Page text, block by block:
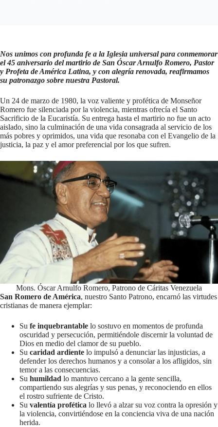
Nos unimos con profunda fe a la Iglesia universal para conmemorar
el 45 aniversario del martirio de San Óscar Arnulfo Romero, Pastor
y Profeta de América Latina, y con alegría renovada, reafirmamos
su patronazgo sobre nuestra Pastoral.
Un 24 de marzo de 1980, la voz valiente y profética de Monseñor
Romero fue silenciada por la violencia, mientras ofrecía el Santo
Sacrificio de la Eucaristía. Su entrega hasta el martirio no fue un acto
aislado, sino la culminación de una vida consagrada al servicio de los
más pobres y oprimidos, una vida que resonaba con el Evangelio de la
justicia, la paz y el amor preferencial por los que sufren.
Mons. Óscar Arnulfo Romero, Patrono de Cáritas Venezuela
San Romero de América, nuestro Santo Patrono, encarnó las virtudes
cristianas de manera ejemplar:
Su fe inquebrantable lo sostuvo en momentos de profunda
oscuridad y persecución, permitiéndole discernir la voluntad de
Dios en medio del clamor de su pueblo.
Su caridad ardiente lo impulsó a denunciar las injusticias, a
defender los derechos humanos y a consolar a los afligidos, sin
temor a las consecuencias.
Su humildad lo mantuvo cercano a la gente sencilla,
compartiendo sus alegrías y sus penas, y reconociendo en ellos
el rostro sufriente de Cristo.
Su valentía profética lo llevó a alzar su voz contra la opresión y
la violencia, convirtiéndose en la conciencia viva de una nación
herida.